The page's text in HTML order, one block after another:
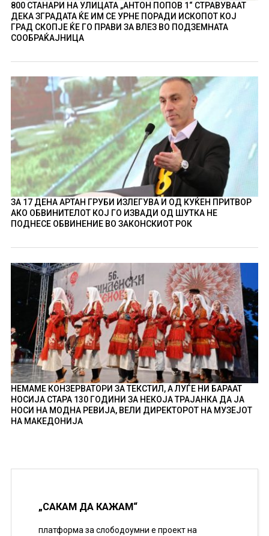
800 СТАНАРИ НА УЛИЦАТА „АНТОН ПОПОВ 1“ СТРАВУВААТ
ДЕКА ЗГРАДАТА ЌЕ ИМ СЕ УРНЕ ПОРАДИ ИСКОПОТ КОЈ
ГРАД СКОПЈЕ ЌЕ ГО ПРАВИ ЗА ВЛЕЗ ВО ПОДЗЕМНАТА
СООБРАЌАЈНИЦА
ЗА 17 ДЕНА АРТАН ГРУБИ ИЗЛЕГУВА И ОД КУЌЕН ПРИТВОР
АКО ОБВИНИТЕЛОТ КОЈ ГО ИЗВАДИ ОД ШУТКА НЕ
ПОДНЕСЕ ОБВИНЕНИЕ ВО ЗАКОНСКИОТ РОК
НЕМАМЕ КОНЗЕРВАТОРИ ЗА ТЕКСТИЛ, А ЛУЃЕ НИ БАРААТ
НОСИЈА СТАРА 130 ГОДИНИ ЗА НЕКОЈА ТРАЈАНКА ДА ЈА
НОСИ НА МОДНА РЕВИЈА, ВЕЛИ ДИРЕКТОРОТ НА МУЗЕЈОТ
НА МАКЕДОНИЈА
„САКАМ ДА КАЖАМ“
платформа за слободоумни е проект на